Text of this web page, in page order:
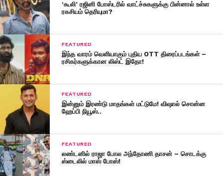
‘கூலி’ ரஜினி போஸ்டரில் வாட்ச்சுகளுக்கு பின்னால் உள்ள
ரகசியம் தெரியுமா?
FEATURED
இந்த வாரம் வெளியாகும் புதிய OTT திரைப்படங்கள் –
ரசிகர்களுக்கான லிஸ்ட் இதோ!
FEATURED
இன்னும் இரண்டு மாதங்கள் மட்டுமே! விஷால் சொன்ன
ஹேப்பி நியூஸ்..
FEATURED
லண்டனில் ராஜா போல அந்தோணி தாசன் – சொடக்கு
ஸ்டைலில் மாஸ் போஸ்!